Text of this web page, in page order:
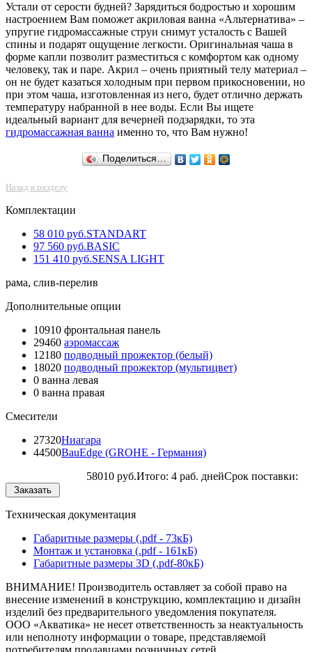
Устали от серости будней? Зарядиться бодростью и хорошим
настроением Вам поможет акриловая ванна «Альтернатива» –
упругие гидромассажные струи снимут усталость с Вашей
спины и подарят ощущение легкости. Оригинальная чаша в
форме капли позволит разместиться с комфортом как одному
человеку, так и паре. Акрил – очень приятный телу материал –
он не будет казаться холодным при первом прикосновении, но
при этом чаша, изготовленная из него, будет отлично держать
температуру набранной в нее воды. Если Вы ищете
идеальный вариант для вечерней подзарядки, то эта
гидромассажная ванна именно то, что Вам нужно!
Поделиться…
Назад к разделу
Комплектации
58 010 руб.STANDART
97 560 руб.BASIC
151 410 руб.SENSA LIGHT
рама, слив-перелив
Дополнительные опции
10910 фронтальная панель
29460 аэромассаж
12180 подводный прожектор (белый)
18020 подводный прожектор (мультицвет)
0 ванна левая
0 ванна правая
Смесители
27320Ниагара
44500BauEdge (GROHE - Германия)
58010 руб.Итого: 4 раб. днейСрок поставки:
Техническая документация
Габаритные размеры (.pdf - 73кБ)
Монтаж и установка (.pdf - 161кБ)
Габаритные размеры 3D (.pdf-80кБ)
ВНИМАНИЕ! Производитель оставляет за собой право на
внесение изменений в конструкцию, комплектацию и дизайн
изделий без предварительного уведомления покупателя.
ООО «Акватика» не несет ответственность за неактуальность
или неполноту информации о товаре, представляемой